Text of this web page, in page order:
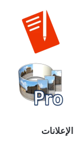
الإعلانات